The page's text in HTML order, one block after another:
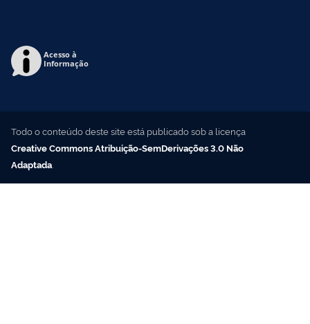
Acesso à
Informação
Todo o conteúdo deste site está publicado sob a licença
Creative Commons Atribuição-SemDerivações 3.0 Não
Adaptada